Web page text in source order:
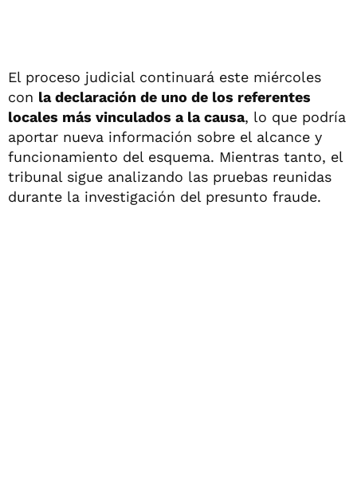
El proceso judicial continuará este miércoles
con la declaración de uno de los referentes
locales más vinculados a la causa, lo que podría
aportar nueva información sobre el alcance y
funcionamiento del esquema. Mientras tanto, el
tribunal sigue analizando las pruebas reunidas
durante la investigación del presunto fraude.